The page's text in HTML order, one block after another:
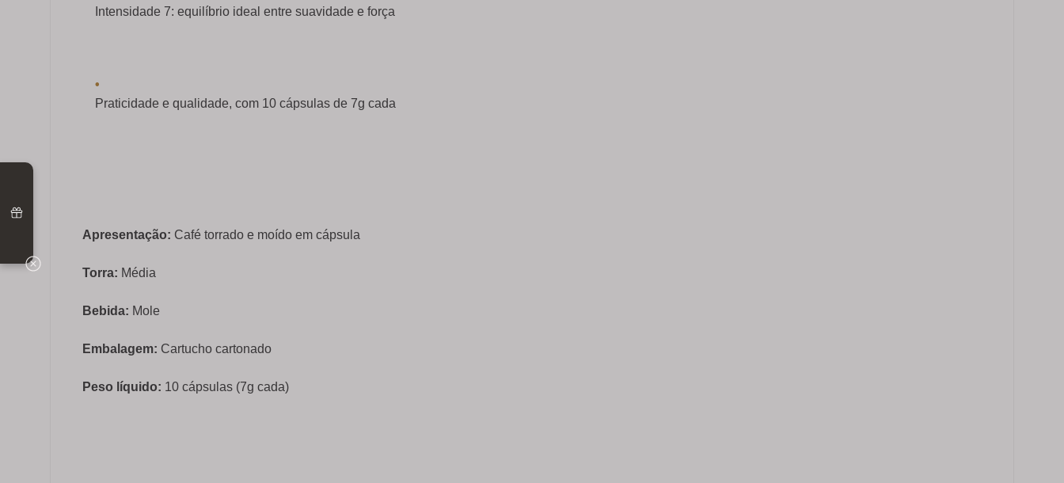
Intensidade 7: equilíbrio ideal entre suavidade e força
•
Praticidade e qualidade, com 10 cápsulas de 7g cada
Apresentação: Café torrado e moído em cápsula
Torra: Média
Bebida: Mole
Embalagem: Cartucho cartonado
Peso líquido: 10 cápsulas (7g cada)